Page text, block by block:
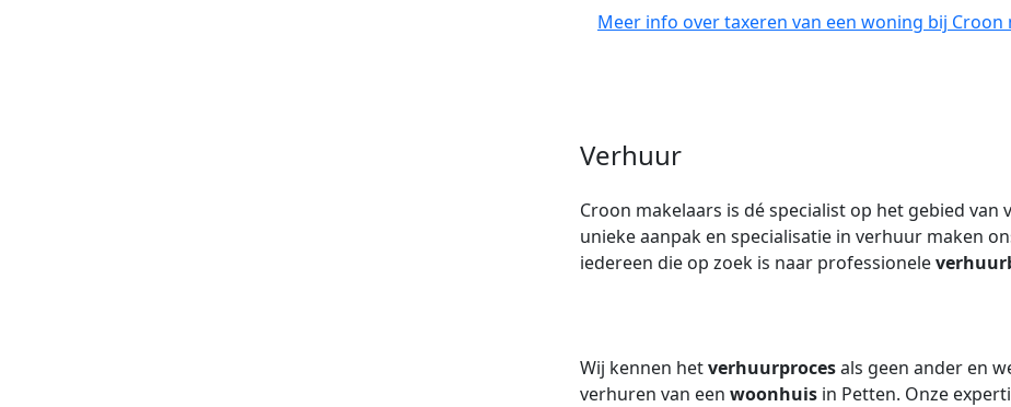
Meer info over taxeren van een woning bij Croon
Verhuur
Croon makelaars is dé specialist op het gebied
unieke aanpak en specialisatie in verhuur maken
iedereen die op zoek is naar professionele
Wij kennen hetverhuurprocesals geen ander en
verhuren van een woonhuis in Petten. Onze